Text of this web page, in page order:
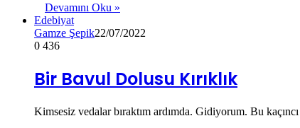
Devamını Oku »
Edebiyat
Gamze Şepik22/07/2022
0 436
Bir Bavul Dolusu Kırıklık
Kimsesiz vedalar bıraktım ardımda. Gidiyorum. Bu